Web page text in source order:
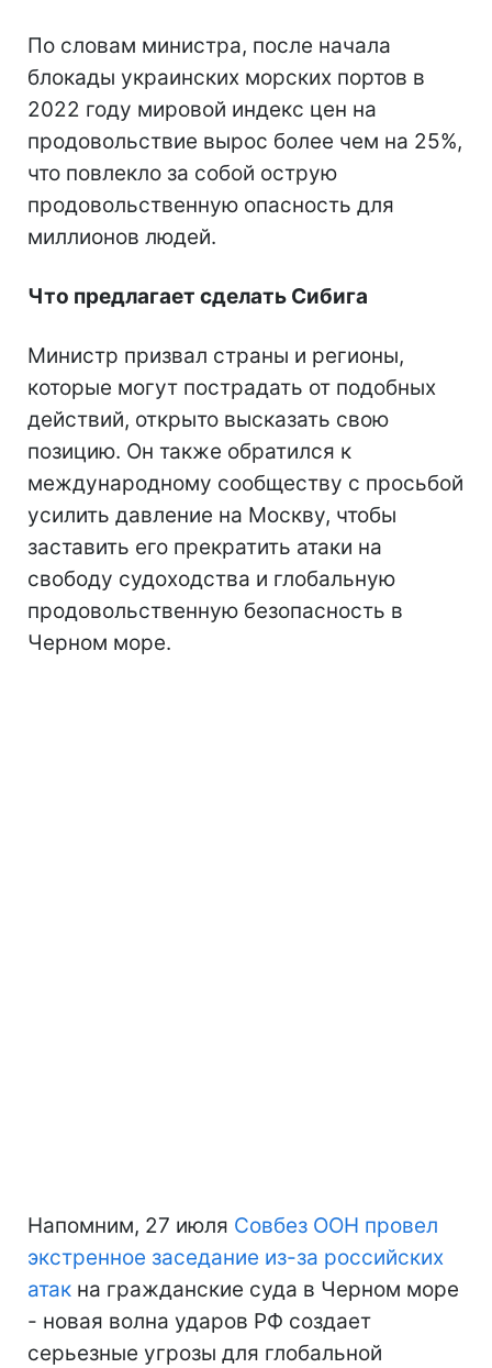
По словам министра, после начала
блокады украинских морских портов в
2022 году мировой индекс цен на
продовольствие вырос более чем на 25%,
что повлекло за собой острую
продовольственную опасность для
миллионов людей.
Что предлагает сделать Сибига
Министр призвал страны и регионы,
которые могут пострадать от подобных
действий, открыто высказать свою
позицию. Он также обратился к
международному сообществу с просьбой
усилить давление на Москву, чтобы
заставить его прекратить атаки на
свободу судоходства и глобальную
продовольственную безопасность в
Черном море.
Напомним, 27 июля Совбез ООН провел
экстренное заседание из-за российских
атак на гражданские суда в Черном море
- новая волна ударов РФ создает
серьезные угрозы для глобальной